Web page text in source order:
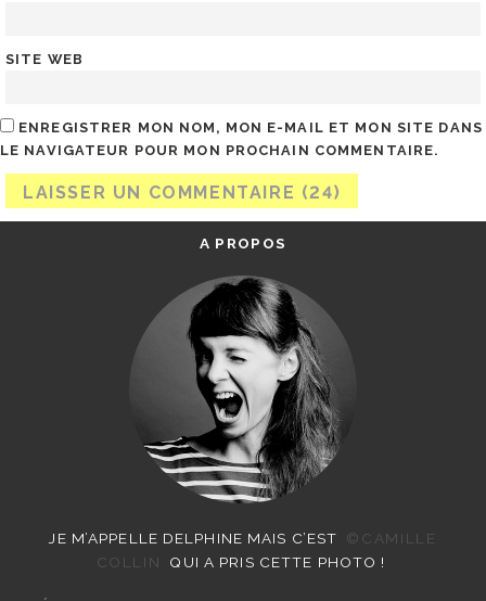
SITE WEB
ENREGISTRER MON NOM, MON E-MAIL ET MON SITE DANS
LE NAVIGATEUR POUR MON PROCHAIN COMMENTAIRE.
A PROPOS
JE M’APPELLE DELPHINE MAIS C’EST
©CAMILLE
COLLIN
QUI A PRIS CETTE PHOTO !